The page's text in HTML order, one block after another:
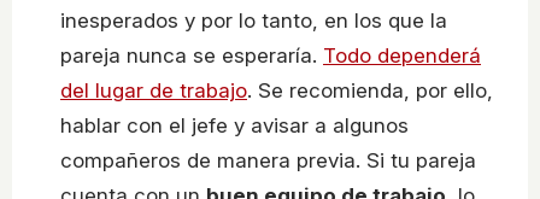
inesperados y por lo tanto, en los que la
pareja nunca se esperaría. Todo dependerá
del lugar de trabajo. Se recomienda, por ello,
hablar con el jefe y avisar a algunos
compañeros de manera previa. Si tu pareja